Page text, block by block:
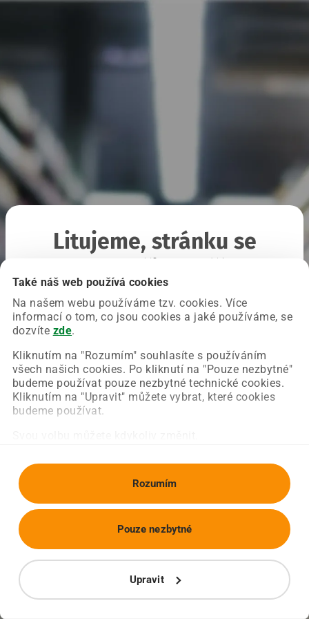
Také náš web používá cookies
Na našem webu používáme tzv. cookies. Více
informací o tom, co jsou cookies a jaké používáme, se
dozvíte zde.
Kliknutím na "Rozumím" souhlasíte s používáním
všech našich cookies. Po kliknutí na "Pouze nezbytné"
budeme používat pouze nezbytné technické cookies.
Kliknutím na "Upravit" můžete vybrat, které cookies
budeme používat.
Rozumím
Upravit
Pouze nezbytné
Litujeme, stránku se
Chyba nastala na naší straně a už ji opravujeme.
Zkuste prosím znovu načíst požadovanou stránku.
Obnovit stránku Úvodní strana